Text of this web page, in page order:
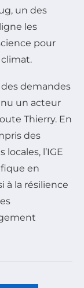
un des
les
pour
des demandes
un acteur
Thierry. En
des
l’IGE
en
à la résilience